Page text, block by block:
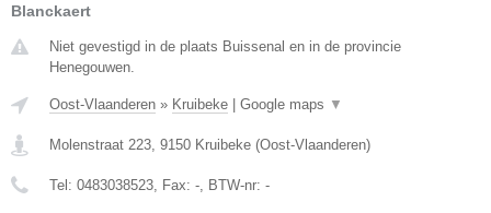
Blanckaert
Niet gevestigd in de plaats Buissenal en in de provincie
Henegouwen.
Oost-Vlaanderen » Kruibeke Google maps ▼
Molenstraat 223 9150 Kruibeke (Oost-Vlaanderen)
Tel: 0483038523 , Fax: - , BTW-nr: -